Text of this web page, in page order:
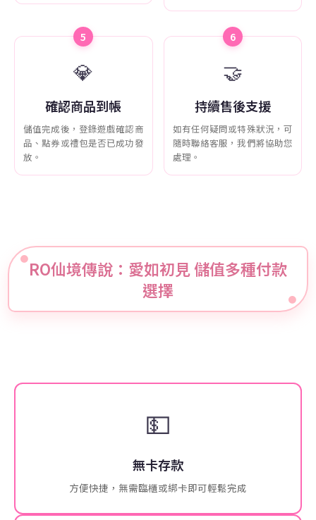
5
💎
確認商品到帳
儲值完成後，登錄遊戲確認商
品、點券或禮包是否已成功發
放。
6
🤝
持續售後支援
如有任何疑問或特殊狀況，可
隨時聯絡客服，我們將協助您
處理。
RO仙境傳說：愛如初見 儲值多種付款
選擇
💵
無卡存款
方便快捷，無需臨櫃或綁卡即可輕鬆完成